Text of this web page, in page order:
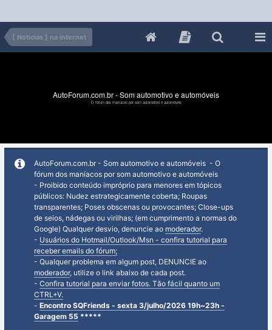
[ Notícias ] na internet
AutoForum.com.br - Som automotivo e automóveis
O fórum dos maníacos por som automotivo e automóveis
AutoForum.com.br - Som automotivo e automóveis - O
fórum dos maníacos por som automotivo e automóveis
- Proibido conteúdo impróprio para menores em tópicos
públicos: Nudez estrategicamente coberta; Roupas
transparentes; Poses obscenas ou provocantes; Close-ups
de seios, nádegas ou virilhas; (em cumprimento a normas do
Google) Qualquer desvio, denuncie ao moderador.
- Usuários do Hotmail/Outlook/Msn - confira tutorial para
receber emails do fórum;
- Qualquer problema em algum post, DENUNCIE ao
moderador, utilize o link abaixo de cada post.
- Confira tutorial para enviar fotos. Tão fácil quanto um
CTRL+V.
- Encontro SQFriends - sexta 3/julho/2026 19h~23h -
Garagem 55 *****